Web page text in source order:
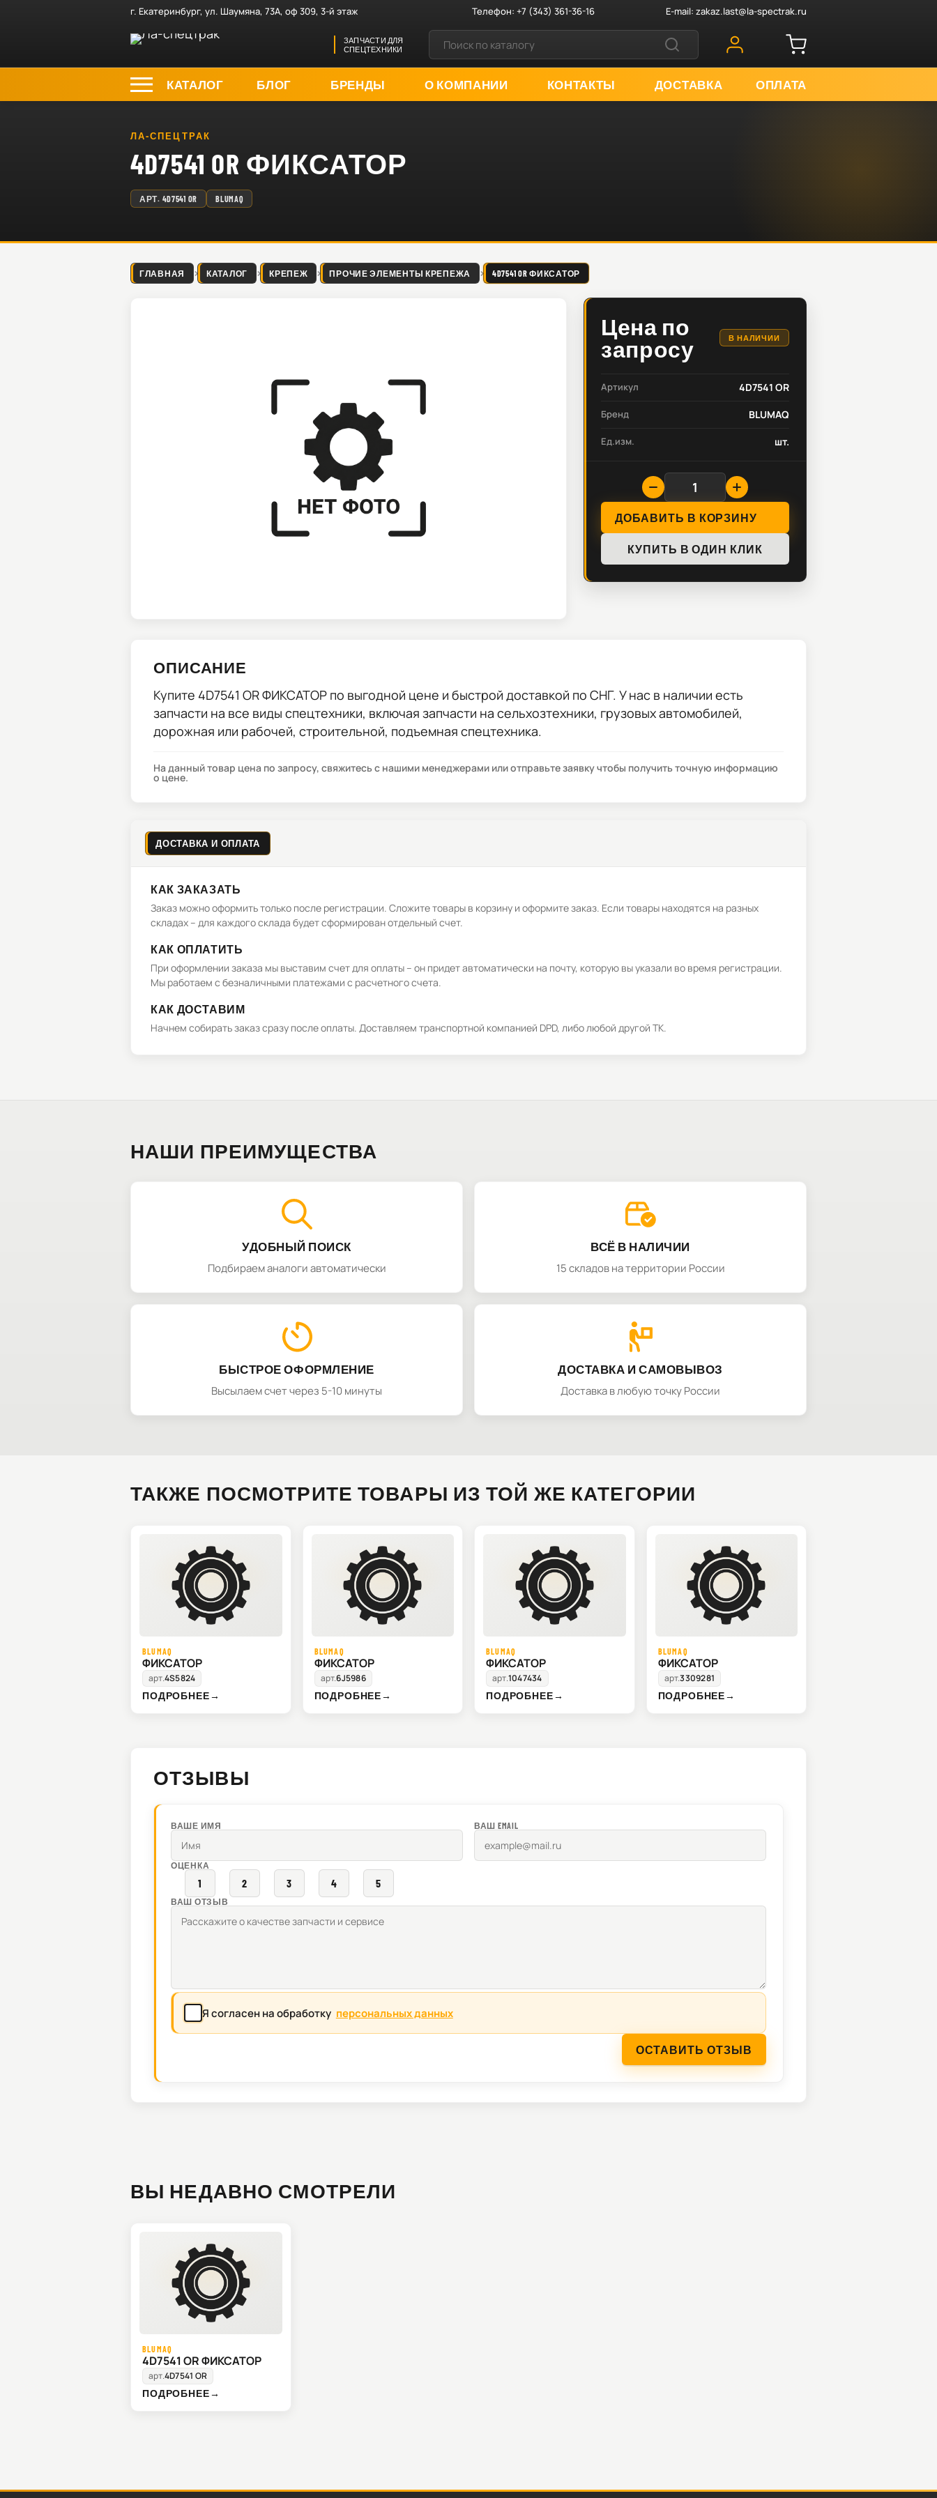
г. Екатеринбург, ул. Шаумяна, 73А, оф 309, 3-й этаж Телефон:+7 (343) 361-36-16 E-mail: zakaz.last@la-spectrak.ru
ЗАПЧАСТИ ДЛЯ
СПЕЦТЕХНИКИ
КАТАЛОГ БЛОГ БРЕНДЫ О КОМПАНИИ КОНТАКТЫ ДОСТАВКА ОПЛАТА
ЛА-СПЕЦТРАК
4D7541 OR ФИКСАТОР
АРТ. 4D7541 OR BLUMAQ
ГЛАВНАЯ КАТАЛОГ КРЕПЕЖ ПРОЧИЕ ЭЛЕМЕНТЫ КРЕПЕЖА 4D7541 OR ФИКСАТОР
Цена по
запросу
В НАЛИЧИИ
Артикул 4D7541 OR
Бренд BLUMAQ
Ед.изм. шт.
ДОБАВИТЬ В КОРЗИНУ
КУПИТЬ В ОДИН КЛИК
ОПИСАНИЕ
Купите 4D7541 OR ФИКСАТОР по выгодной цене и быстрой доставкой по СНГ. У нас в наличии есть
запчасти на все виды спецтехники, включая запчасти на сельхозтехники, грузовых автомобилей,
дорожная или рабочей, строительной, подъемная спецтехника.
На данный товар цена по запросу, свяжитесь с нашими менеджерами или отправьте заявку чтобы получить точную информацию
о цене.
ДОСТАВКА И ОПЛАТА
КАК ЗАКАЗАТЬ
Заказ можно оформить только после регистрации. Сложите товары в корзину и оформите заказ. Если товары находятся на разных
складах – для каждого склада будет сформирован отдельный счет.
КАК ОПЛАТИТЬ
При оформлении заказа мы выставим счет для оплаты – он придет автоматически на почту, которую вы указали во время регистрации.
Мы работаем с безналичными платежами с расчетного счета.
КАК ДОСТАВИМ
Начнем собирать заказ сразу после оплаты. Доставляем транспортной компанией DPD, либо любой другой ТК.
НАШИ ПРЕИМУЩЕСТВА
УДОБНЫЙ ПОИСК
Подбираем аналоги автоматически
ВСЁ В НАЛИЧИИ
15 складов на территории России
БЫСТРОЕ ОФОРМЛЕНИЕ
Высылаем счет через 5-10 минуты
ДОСТАВКА И САМОВЫВОЗ
Доставка в любую точку России
ТАКЖЕ ПОСМОТРИТЕ ТОВАРЫ ИЗ ТОЙ ЖЕ КАТЕГОРИИ
BLUMAQ
ФИКСАТОР
арт.4S5824
ПОДРОБНЕЕ→
BLUMAQ
ФИКСАТОР
арт.6J5986
ПОДРОБНЕЕ→
BLUMAQ
ФИКСАТОР
арт.1047434
ПОДРОБНЕЕ→
BLUMAQ
ФИКСАТОР
арт.3309281
ПОДРОБНЕЕ→
ОТЗЫВЫ
ВАШЕ ИМЯ ВАШ EMAIL
ОЦЕНКА
1 2 3 4 5
ВАШ ОТЗЫВ
Я согласен на обработку персональных данных
ОСТАВИТЬ ОТЗЫВ
ВЫ НЕДАВНО СМОТРЕЛИ
BLUMAQ
4D7541 OR ФИКСАТОР
арт.4D7541 OR
ПОДРОБНЕЕ→